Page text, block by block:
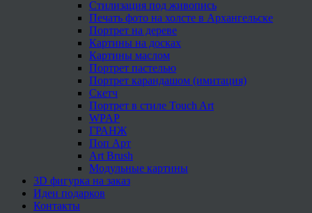
Стилизация под живопись
Печать фото на холсте в Архангельске
Портрет на дереве
Картины на досках
Картины маслом
Портрет пастелью
Портрет карандашом (имитация)
Скетч
Портрет в стиле Touch Art
WPAP
ГРАНЖ
Поп Арт
Art Brush
Модульные картины
3D фигурка на заказ
Идеи подарков
Контакты